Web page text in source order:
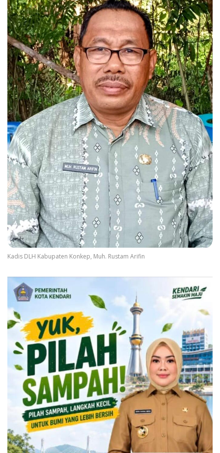
Kadis DLH Kabupaten Konkep, Muh. Rustam Arifin